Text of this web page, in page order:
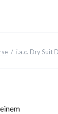
i.a.c. Dry Suit